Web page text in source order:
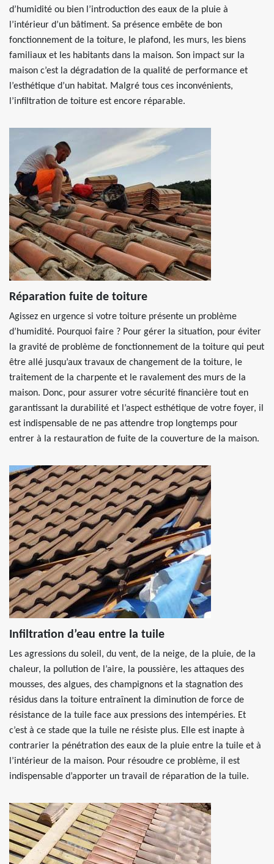
d’humidité ou bien l’introduction des eaux de la pluie à
l’intérieur d’un bâtiment. Sa présence embête de bon
fonctionnement de la toiture, le plafond, les murs, les biens
familiaux et les habitants dans la maison. Son impact sur la
maison c’est la dégradation de la qualité de performance et
l’esthétique d’un habitat. Malgré tous ces inconvénients,
l’infiltration de toiture est encore réparable.
Réparation fuite de toiture
Agissez en urgence si votre toiture présente un problème
d’humidité. Pourquoi faire ? Pour gérer la situation, pour éviter
la gravité de problème de fonctionnement de la toiture qui peut
être allé jusqu’aux travaux de changement de la toiture, le
traitement de la charpente et le ravalement des murs de la
maison. Donc, pour assurer votre sécurité financière tout en
garantissant la durabilité et l’aspect esthétique de votre foyer, il
est indispensable de ne pas attendre trop longtemps pour
entrer à la restauration de fuite de la couverture de la maison.
Infiltration d’eau entre la tuile
Les agressions du soleil, du vent, de la neige, de la pluie, de la
chaleur, la pollution de l’aire, la poussière, les attaques des
mousses, des algues, des champignons et la stagnation des
résidus dans la toiture entraînent la diminution de force de
résistance de la tuile face aux pressions des intempéries. Et
c’est à ce stade que la tuile ne résiste plus. Elle est inapte à
contrarier la pénétration des eaux de la pluie entre la tuile et à
l’intérieur de la maison. Pour résoudre ce problème, il est
indispensable d’apporter un travail de réparation de la tuile.